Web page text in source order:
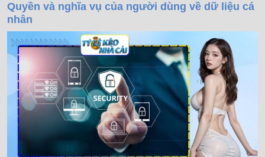
Quyền và nghĩa vụ của người dùng về dữ liệu cá
nhân